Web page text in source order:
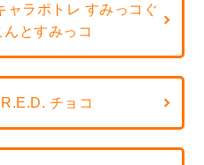
ャラポトレ すみっコぐ
んとすみっコ
チョコ